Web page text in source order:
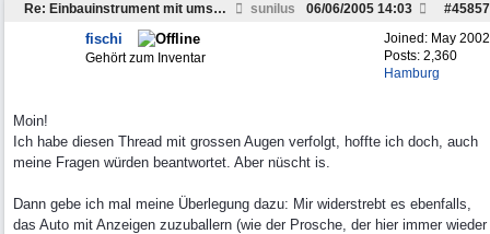
Re: Einbauinstrument mit umschaltbarer Anzeige sunilus #45857
06/06/2005 14:03
Joined: May 2002
Posts: 2,360
Hamburg
fischi
Gehört zum Inventar
Moin!
Ich habe diesen Thread mit grossen Augen verfolgt, hoffte ich doch, auch
meine Fragen würden beantwortet. Aber nüscht is.
Dann gebe ich mal meine Überlegung dazu: Mir widerstrebt es ebenfalls,
das Auto mit Anzeigen zuzuballern (wie der Prosche, der hier immer wieder